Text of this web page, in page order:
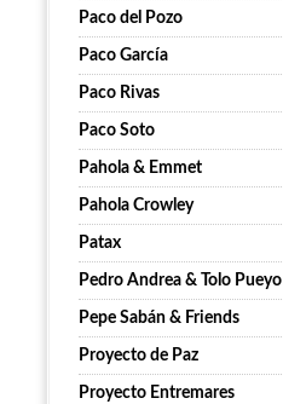
Paco del Pozo
Paco García
Paco Rivas
Paco Soto
Pahola & Emmet
Pahola Crowley
Patax
Pedro Andrea & Tolo Pueyo
Pepe Sabán & Friends
Proyecto de Paz
Proyecto Entremares